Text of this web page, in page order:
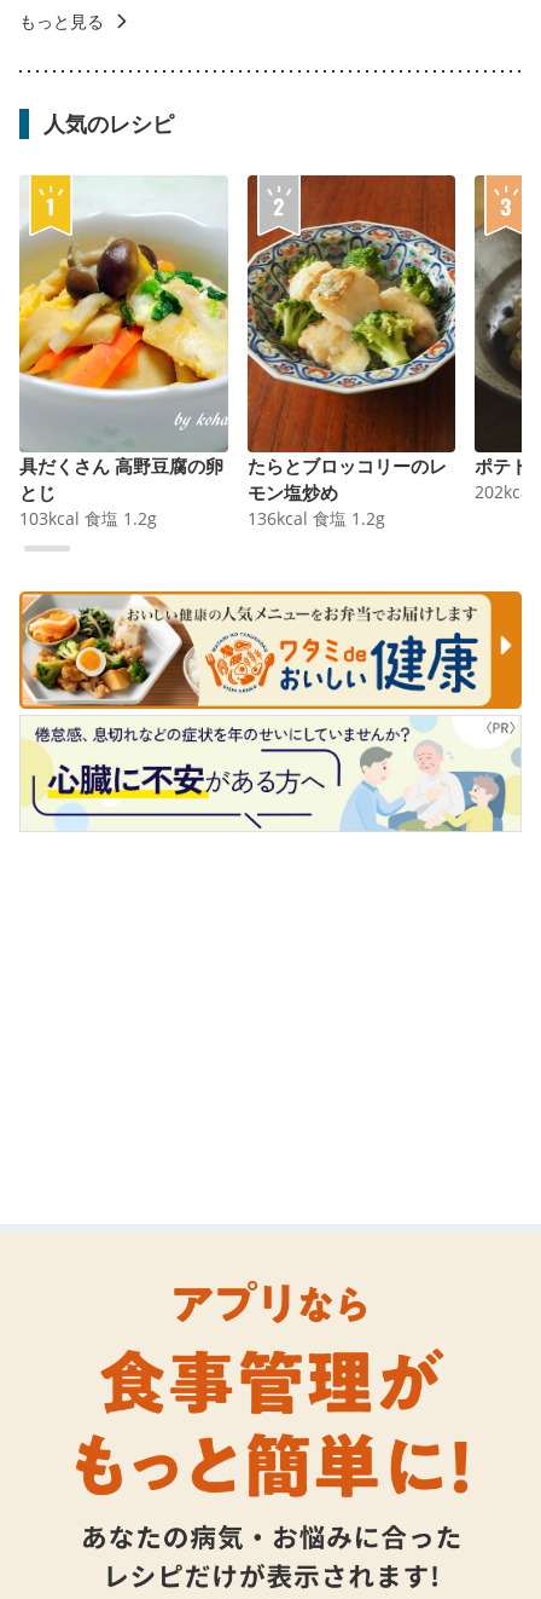
もっと見る
人気のレシピ
具だくさん 高野豆腐の卵
とじ
103kcal 食塩 1.2g
たらとブロッコリーのレ
モン塩炒め
136kcal 食塩 1.2g
ポテト
202kcal